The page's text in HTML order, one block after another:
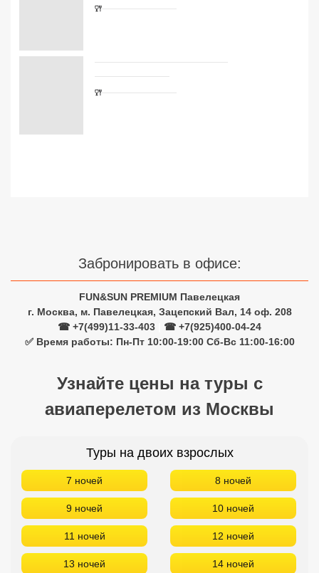
Забронировать в офисе:
FUN&SUN PREMIUM Павелецкая
г. Москва, м. Павелецкая, Зацепский Вал, 14 оф. 208
☎ +7(499)11-33-403
☎ +7(925)400-04-24
✅ Время работы: Пн-Пт 10:00-19:00 Сб-Вс 11:00-16:00
Узнайте цены на туры с
авиаперелетом из Москвы
Туры на двоих взрослых
7 ночей 8 ночей
9 ночей 10 ночей
11 ночей 12 ночей
13 ночей 14 ночей
Сетевые отели Турции
Сетевые отели Бали
Сетевые отели Маврикия